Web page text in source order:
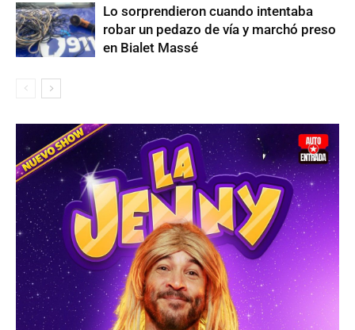
Lo sorprendieron cuando intentaba
robar un pedazo de vía y marchó preso
en Bialet Massé